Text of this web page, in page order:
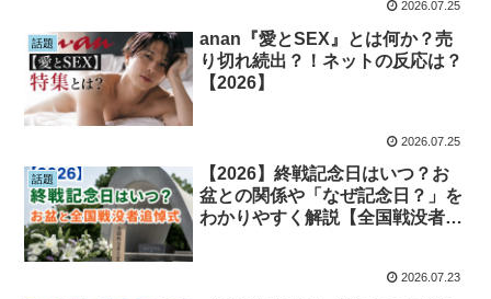
2026.07.25
話題
anan『愛とSEX』とは何か？売
り切れ続出？！ネットの反応は？
【2026】
2026.07.25
話題
【2026】終戦記念日はいつ？お
盆との関係や「なぜ記念日？」を
わかりやすく解説【全国戦没者追
2026.07.23